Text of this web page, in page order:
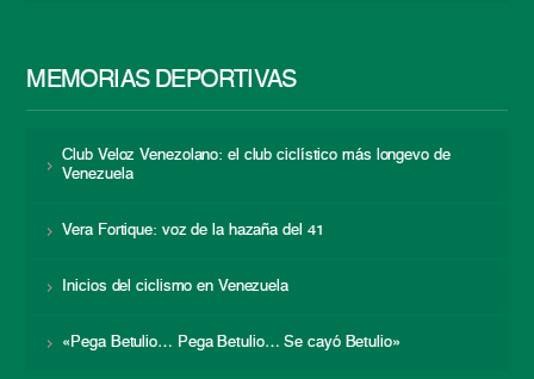
MEMORIAS DEPORTIVAS
Club Veloz Venezolano: el club ciclístico más longevo de
Venezuela
Vera Fortique: voz de la hazaña del 41
Inicios del ciclismo en Venezuela
«Pega Betulio… Pega Betulio… Se cayó Betulio»